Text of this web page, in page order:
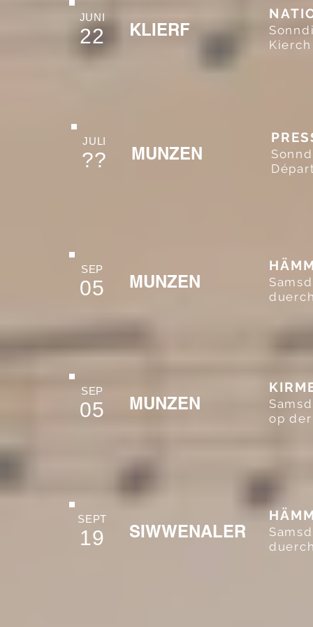
JUNI
22 KLIERF
JULI
?? MUNZEN
SEP
05 MUNZEN
SEP
05 MUNZEN
op
SEPT
19 SIWWENALER